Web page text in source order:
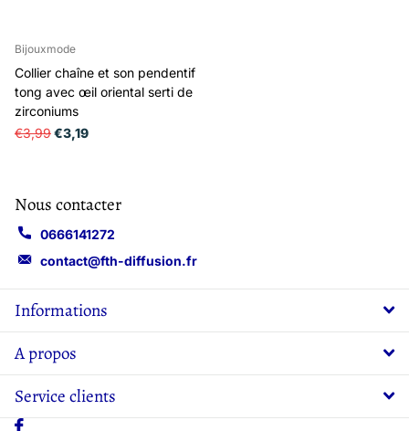
Bijouxmode
Collier chaîne et son pendentif
tong avec œil oriental serti de
zirconiums
€3,99€3,19
Informations
A propos
Service clients
Nous contacter
0666141272
contact@fth-diffusion.fr